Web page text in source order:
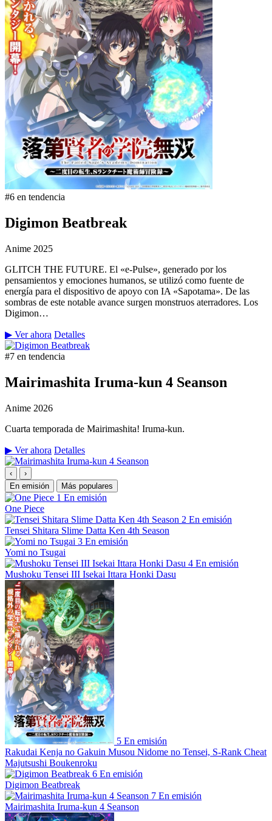
#6 en tendencia
Digimon Beatbreak
Anime 2025
GLITCH THE FUTURE. El «e-Pulse», generado por los
pensamientos y emociones humanos, se utilizó como fuente de
energía para el dispositivo de apoyo con IA «Sapotama». De las
sombras de este notable avance surgen monstruos aterradores. Los
Digimon…
▶ Ver ahora Detalles
#7 en tendencia
Mairimashita Iruma-kun 4 Seanson
Anime 2026
Cuarta temporada de Mairimashita! Iruma-kun.
▶ Ver ahora Detalles
‹
›
En emisión
Más populares
1 En emisión
One Piece
2 En emisión
Tensei Shitara Slime Datta Ken 4th Season
3 En emisión
Yomi no Tsugai
4 En emisión
Mushoku Tensei III Isekai Ittara Honki Dasu
5 En emisión
Rakudai Kenja no Gakuin Musou Nidome no Tensei, S-Rank Cheat
Majutsushi Boukenroku
6 En emisión
Digimon Beatbreak
7 En emisión
Mairimashita Iruma-kun 4 Seanson